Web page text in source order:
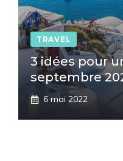
TRAVEL
3 idées pour
septembre
6 mai 2022